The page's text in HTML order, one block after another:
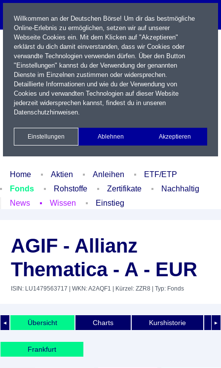
Name / WKN / ISIN / Kürzel
Xetra Realtime
Watchlist Portfolio Login
Home Aktien Anleihen
ETF/ETP
Fonds
Rohstoffe Zertifikate
Nachhaltig
News
Wissen Einstieg
AGIF - Allianz
Thematica - A - EUR
ISIN: LU1479563717 | WKN: A2AQF1 | Kürzel: ZZR8 | Typ: Fonds
◄ ►
Übersicht Charts Kurshistorie
Frankfurt
Willkommen an der Deutschen Börse! Um dir das bestmögliche
Online-Erlebnis zu ermöglichen, setzen wir auf unserer
Webseite Cookies ein. Mit dem Klicken auf "Akzeptieren"
erklärst du dich damit einverstanden, dass wir Cookies oder
verwandte Technologien verwenden dürfen. Über den Button
"Einstellungen" kannst du der Verwendung der genannten
Dienste im Einzelnen zustimmen oder widersprechen.
Detaillierte Informationen und wie du der Verwendung von
Cookies und verwandten Technologien auf dieser Website
jederzeit widersprechen kannst, findest du in unseren
Datenschutzhinweisen.
Einstellungen Ablehnen Akzeptieren